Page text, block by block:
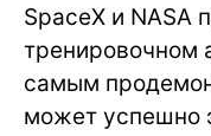
SpaceX и NASA
тренировочном
самым
может успешно